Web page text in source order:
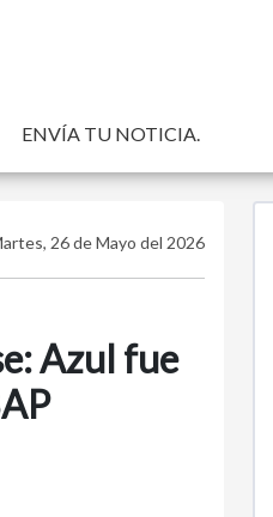
ENVÍA TU NOTICIA.
26 de Mayo del 2026
Azul fue